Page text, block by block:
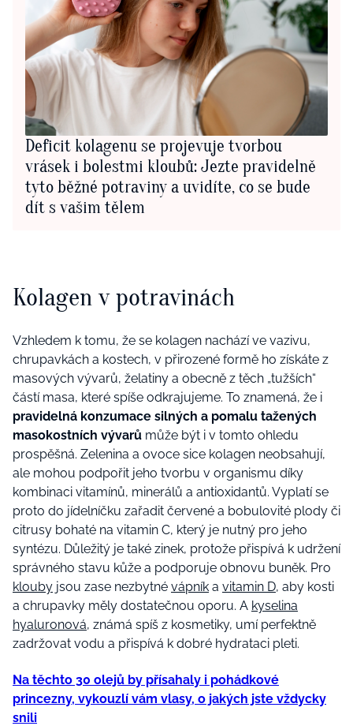
Deficit kolagenu se projevuje tvorbou
vrásek i bolestmi kloubů: Jezte pravidelně
tyto běžné potraviny a uvidíte, co se bude
dít s vašim tělem
Kolagen v potravinách
Vzhledem k tomu, že se kolagen nachází ve vazivu,
chrupavkách a kostech, v přirozené formě ho získáte z
masových vývarů, želatiny a obecně z těch „tužších“
částí masa, které spíše odkrajujeme. To znamená, že i
pravidelná konzumace silných a pomalu tažených
masokostních vývarů může být i v tomto ohledu
prospěšná. Zelenina a ovoce sice kolagen neobsahují,
ale mohou podpořit jeho tvorbu v organismu díky
kombinaci vitamínů, minerálů a antioxidantů. Vyplatí se
proto do jídelníčku zařadit červené a bobulovité plody či
citrusy bohaté na vitamin C, který je nutný pro jeho
syntézu. Důležitý je také zinek, protože přispívá k udržení
správného stavu kůže a podporuje obnovu buněk. Pro
klouby jsou zase nezbytné vápník a vitamin D, aby kosti
a chrupavky měly dostatečnou oporu. A kyselina
hyaluronová, známá spíš z kosmetiky, umí perfektně
zadržovat vodu a přispívá k dobré hydrataci pleti.
Na těchto 30 olejů by přísahaly i pohádkové
princezny, vykouzlí vám vlasy, o jakých jste vždycky
snili